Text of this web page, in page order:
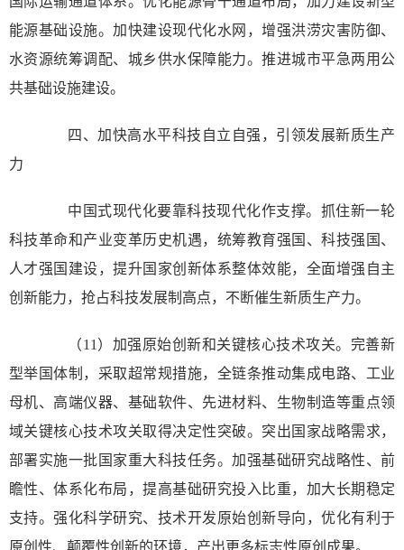
能源基础设施。加快建设现代化水网，增强洪涝灾害防御、
水资源统筹调配、城乡供水保障能力。推进城市平急两用公
共基础设施建设。
四、加快高水平科技自立自强，引领发展新质生产
力
中国式现代化要靠科技现代化作支撑。抓住新一轮
科技革命和产业变革历史机遇，统筹教育强国、科技强国、
人才强国建设，提升国家创新体系整体效能，全面增强自主
创新能力，抢占科技发展制高点，不断催生新质生产力。
（11）加强原始创新和关键核心技术攻关。完善新
型举国体制，采取超常规措施，全链条推动集成电路、工业
母机、高端仪器、基础软件、先进材料、生物制造等重点领
域关键核心技术攻关取得决定性突破。突出国家战略需求，
部署实施一批国家重大科技任务。加强基础研究战略性、前
瞻性、体系化布局，提高基础研究投入比重，加大长期稳定
支持。强化科学研究、技术开发原始创新导向，优化有利于